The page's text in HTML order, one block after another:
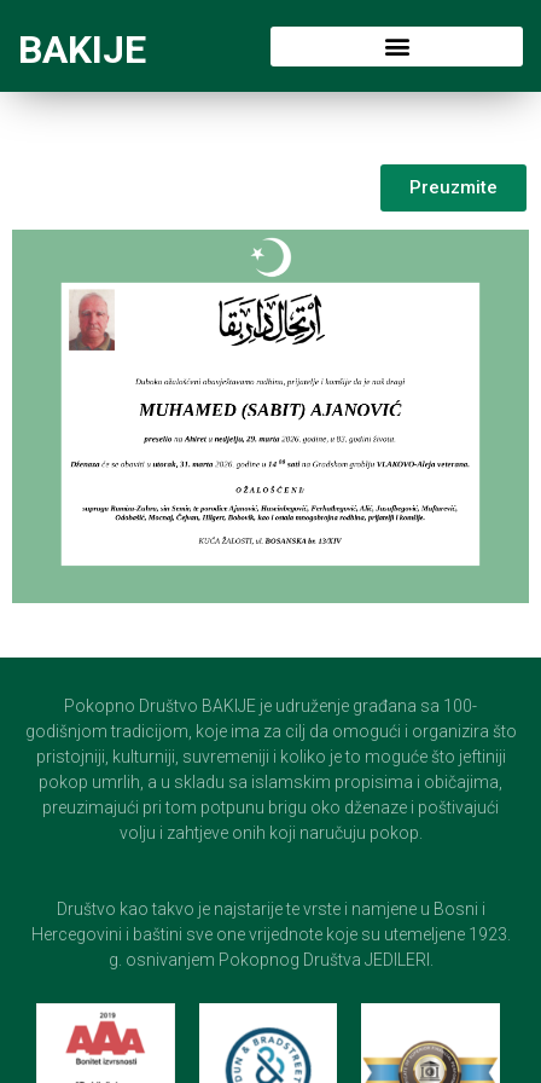
BAKIJE
Preuzmite
Pokopno Društvo BAKIJE je udruženje građana sa 100-
godišnjom tradicijom, koje ima za cilj da omogući i organizira što
pristojniji, kulturniji, suvremeniji i koliko je to moguće što jeftiniji
pokop umrlih, a u skladu sa islamskim propisima i običajima,
preuzimajući pri tom potpunu brigu oko dženaze i poštivajući
volju i zahtjeve onih koji naručuju pokop.
Društvo kao takvo je najstarije te vrste i namjene u Bosni i
Hercegovini i baštini sve one vrijednote koje su utemeljene 1923.
g. osnivanjem Pokopnog Društva JEDILERI.